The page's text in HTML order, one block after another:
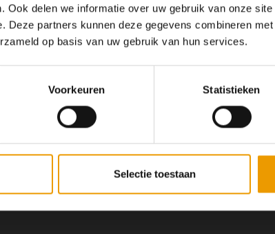
Op dit
Ook delen we informatie over uw gebruik van onze
Deze partners kunnen deze gegevens combineren
op basis van uw gebruik van hun services.
Voorkeuren Statistieken
Selectie toestaan
vrij van ftalaten!